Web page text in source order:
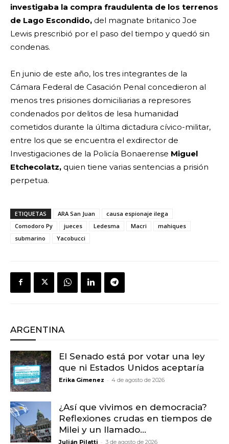
investigaba la compra fraudulenta de los terrenos
de Lago Escondido, del magnate britanico Joe
Lewis prescribió por el paso del tiempo y quedó sin
condenas.
En junio de este año, los tres integrantes de la
Cámara Federal de Casación Penal concedieron al
menos tres prisiones domiciliarias a represores
condenados por delitos de lesa humanidad
cometidos durante la última dictadura cívico-militar,
entre los que se encuentra el exdirector de
Investigaciones de la Policía Bonaerense Miguel
Etchecolatz, quien tiene varias sentencias a prisión
perpetua.
ETIQUETAS ARA San Juan
causa espionaje ilega
Comodoro Py
jueces Ledesma Macri
mahiques
submarino
Yacobucci
ARGENTINA
El Senado está por votar una ley
que ni Estados Unidos aceptaría
Erika Gimenez - 4 de agosto de 2026
¿Así que vivimos en democracia?
Reflexiones crudas en tiempos de
Milei y un llamado...
Julián Pilatti - 3 de agosto de 2026